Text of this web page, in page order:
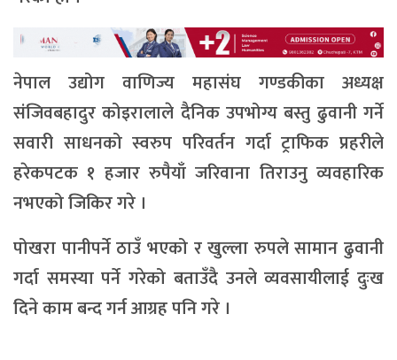
नेपाल उद्योग वाणिज्य महासंघ गण्डकीका अध्यक्ष
संजिवबहादुर कोइरालाले दैनिक उपभोग्य बस्तु ढुवानी गर्ने
सवारी साधनको स्वरुप परिवर्तन गर्दा ट्राफिक प्रहरीले
हरेकपटक १ हजार रुपैयाँ जरिवाना तिराउनु व्यवहारिक
नभएको जिकिर गरे ।
पोखरा पानीपर्ने ठाउँ भएको र खुल्ला रुपले सामान ढुवानी
गर्दा समस्या पर्ने गरेको बताउँदै उनले व्यवसायीलाई दुःख
दिने काम बन्द गर्न आग्रह पनि गरे ।